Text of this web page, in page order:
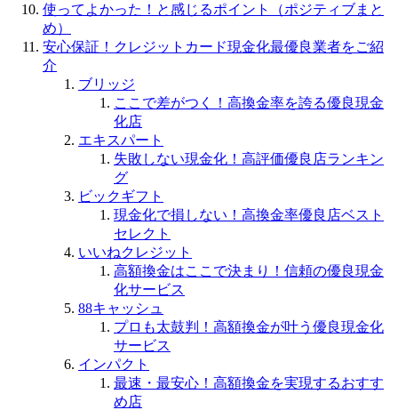
使ってよかった！と感じるポイント（ポジティブまと
め）
安心保証！クレジットカード現金化最優良業者をご紹
介
ブリッジ
ここで差がつく！高換金率を誇る優良現金
化店
エキスパート
失敗しない現金化！高評価優良店ランキン
グ
ビックギフト
現金化で損しない！高換金率優良店ベスト
セレクト
いいねクレジット
高額換金はここで決まり！信頼の優良現金
化サービス
88キャッシュ
プロも太鼓判！高額換金が叶う優良現金化
サービス
インパクト
最速・最安心！高額換金を実現するおすす
め店